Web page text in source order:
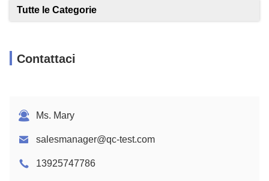
Tutte le Categorie
Contattaci
Ms. Mary
salesmanager@qc-test.com
13925747786